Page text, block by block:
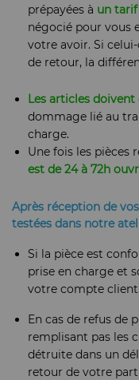
prépayées à un
négocié pour vous
votre avoir. Si
de retour, la
Les articles
dommage lié au
charge.
Une fois les pièces
est de 24 à 72h
Après réception de
testées dans notre
Si la pièce est
prise en charge et
votre compte client.
En cas de refus de
remplisant pas les
détruite dans un
retour de votre